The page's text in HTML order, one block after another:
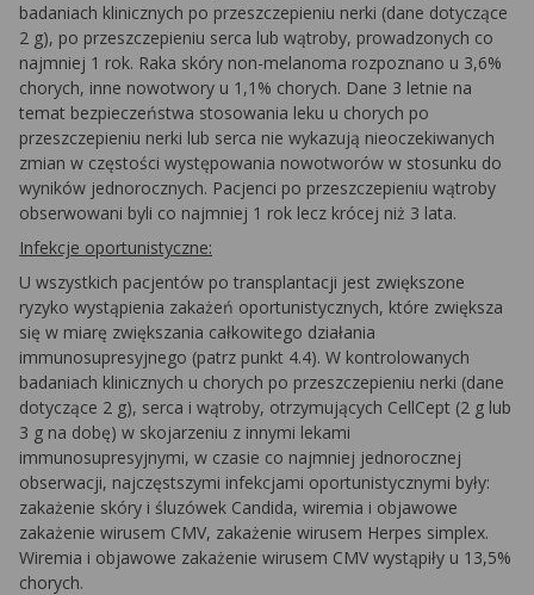
badaniach klinicznych po przeszczepieniu nerki (dane dotyczące
2 g), po przeszczepieniu serca lub wątroby, prowadzonych co
najmniej 1 rok. Raka skóry non-melanoma rozpoznano u 3,6%
chorych, inne nowotwory u 1,1% chorych. Dane 3 letnie na
temat bezpieczeństwa stosowania leku u chorych po
przeszczepieniu nerki lub serca nie wykazują nieoczekiwanych
zmian w częstości występowania nowotworów w stosunku do
wyników jednorocznych. Pacjenci po przeszczepieniu wątroby
obserwowani byli co najmniej 1 rok lecz krócej niż 3 lata.
Infekcje oportunistyczne:
U wszystkich pacjentów po transplantacji jest zwiększone
ryzyko wystąpienia zakażeń oportunistycznych, które zwiększa
się w miarę zwiększania całkowitego działania
immunosupresyjnego (patrz punkt 4.4). W kontrolowanych
badaniach klinicznych u chorych po przeszczepieniu nerki (dane
dotyczące 2 g), serca i wątroby, otrzymujących CellCept (2 g lub
3 g na dobę) w skojarzeniu z innymi lekami
immunosupresyjnymi, w czasie co najmniej jednorocznej
obserwacji, najczęstszymi infekcjami oportunistycznymi były:
zakażenie skóry i śluzówek Candida, wiremia i objawowe
zakażenie wirusem CMV, zakażenie wirusem Herpes simplex.
Wiremia i objawowe zakażenie wirusem CMV wystąpiły u 13,5%
chorych.